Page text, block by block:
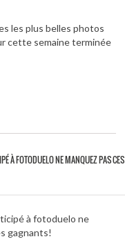
les plus belles photos
cette semaine terminée
À FOTODUELO NE MANQUEZ PAS CES
à fotoduelo ne
gagnants!